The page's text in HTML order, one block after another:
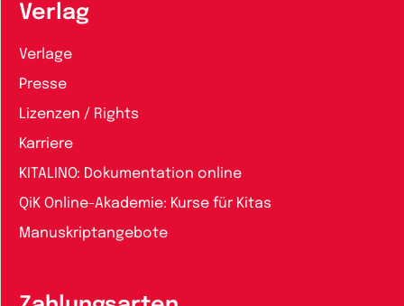
Verlag
Verlage
Presse
Lizenzen / Rights
Karriere
KITALINO: Dokumentation online
QiK Online-Akademie: Kurse für Kitas
Manuskriptangebote